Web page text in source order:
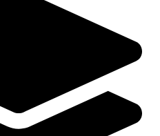
PVC frei